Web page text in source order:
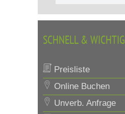
SCHNELL & WICHTIG
Preisliste
Online Buchen
Unverb. Anfrage